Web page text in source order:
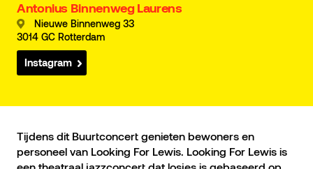
Antonius Binnenweg Laurens
Nieuwe Binnenweg 33
3014 GC Rotterdam
Instagram
Tijdens dit Buurtconcert genieten bewoners en
personeel van Looking For Lewis. Looking For Lewis is